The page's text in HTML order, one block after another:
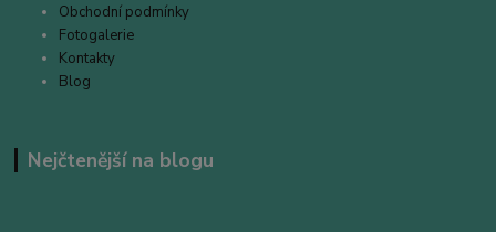
Obchodní podmínky
Fotogalerie
Kontakty
Blog
Nejčtenější na blogu